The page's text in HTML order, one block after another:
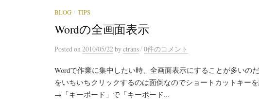
BLOG / TIPS
Wordの全画面表示
Postedon 2010/05/22by ctrans/0件のコメント
Wordで作業に集中したい時、全画面表示にすることが多いの
をいちいちクリックするのは面倒なのでショートカットキー
→「キーボード」で「キーボード...